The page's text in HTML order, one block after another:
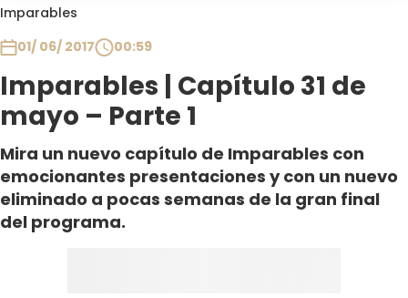
Imparables
01/ 06/ 2017
00:59
Imparables | Capítulo 31 de
mayo – Parte 1
Mira un nuevo capítulo de Imparables con
emocionantes presentaciones y con un nuevo
eliminado a pocas semanas de la gran final
del programa.
Club De La Comedia
Contigo en Directo
Plan Perfecto
El Tiempo
Sabingo
Todos Los Programas